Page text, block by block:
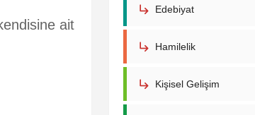
ait
Edebiyat
Hamilelik
Kişisel Gelişim